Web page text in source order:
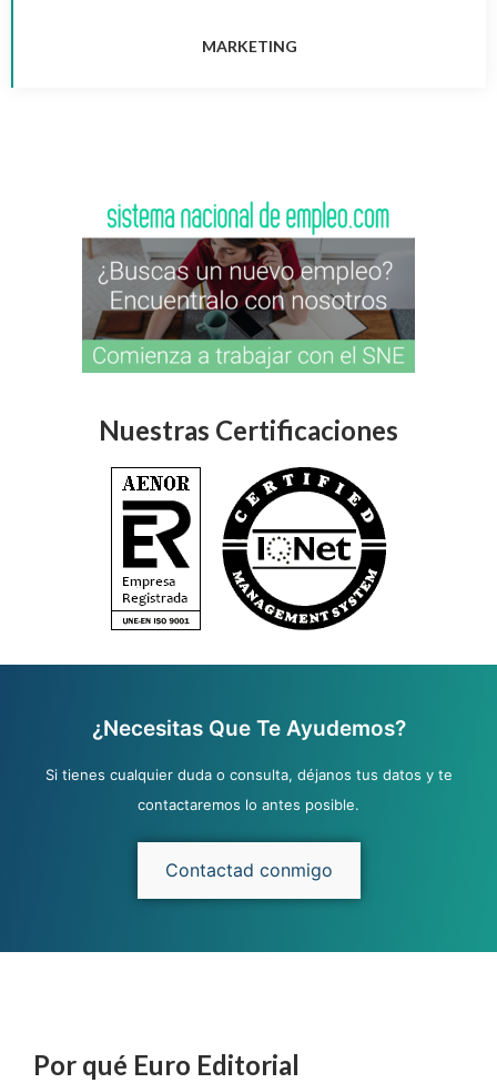
MARKETING
Nuestras Certificaciones
¿Necesitas Que Te Ayudemos?
Si tienes cualquier duda o consulta, déjanos tus datos y te
contactaremos lo antes posible.
Contactad conmigo
Por qué Euro Editorial